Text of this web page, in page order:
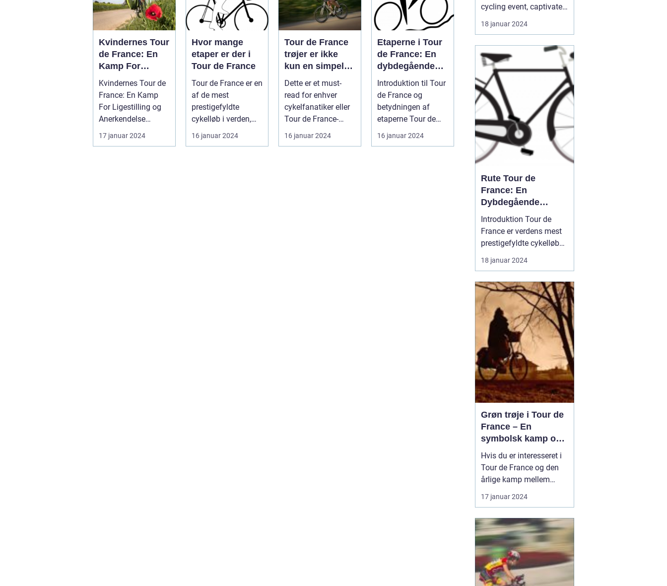
Kvindernes Tour
de France: En
Kamp For
Ligestilling og
Anerkendelse
Kvindernes Tour de
France: En Kamp
For Ligestilling og
Anerkendelse
Introduktion til
Kvindernes To...
17 januar 2024
Hvor mange
etaper er der i
Tour de France
Tour de France er en
af de mest
prestigefyldte
cykelløb i verden,
der tiltrækker
millioner af tilsku...
16 januar 2024
Tour de France
trøjer er ikke
kun en simpel
beklædningsgen
stand til
cykelryttere; de
bærer symbolik
rækker langt ud
over selve løbet
Dette er et must-
read for enhver
cykelfanatiker eller
Tour de France-
entusiast, der
ønsker at forstå...
16 januar 2024
Etaperne i Tour
de France: En
dybdegående
gennemgang af
verdens mest
prestigefyldte
cykelløb
Introduktion til Tour
de France og
betydningen af
etaperne Tour de
France er uden tvivl
et af verde...
16 januar 2024
cycling event, captivates
sports enthusiasts
worldwide every year. As
challenging and iconic
races, the competition
showcases exceptional
athletic abilities and
determination. In this
art...
18 januar 2024
Rute Tour de
France: En
Dybdegående
Gennemgang af Den
Mest Prestigefyldte
Cykelløbsrute i
Verden
Introduktion Tour de
France er verdens mest
prestigefyldte cykelløb
og tiltrækker hvert år
millioner af seere og
verden. Et af de mest
interessante aspekter
ved løbet er selvfølgelig
ruten, som er
omhyggeligt planlagt og
ændres hve...
18 januar 2024
Grøn trøje i Tour de
France – En
symbolsk kamp om
point
Hvis du er interesseret i
Tour de France og den
årlige kamp mellem
verdens bedste
cykelryttere, har du helt
eftertragtede grønne
trøje. Denne trøje har et
specielt symbolisk
betydning og bliver
tildelt rytteren med flest
17 januar 2024